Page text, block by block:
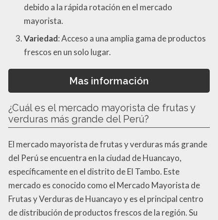
debido a la rápida rotación en el mercado
mayorista.
Variedad: Acceso a una amplia gama de productos
frescos en un solo lugar.
Mas información
¿Cuál es el mercado mayorista de frutas y
verduras más grande del Perú?
El mercado mayorista de frutas y verduras más grande
del Perú se encuentra en la ciudad de Huancayo,
específicamente en el distrito de El Tambo. Este
mercado es conocido como el Mercado Mayorista de
Frutas y Verduras de Huancayo y es el principal centro
de distribución de productos frescos de la región. Su